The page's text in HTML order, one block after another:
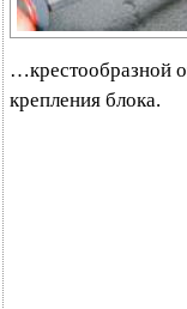
…крестообразной
крепления блока.